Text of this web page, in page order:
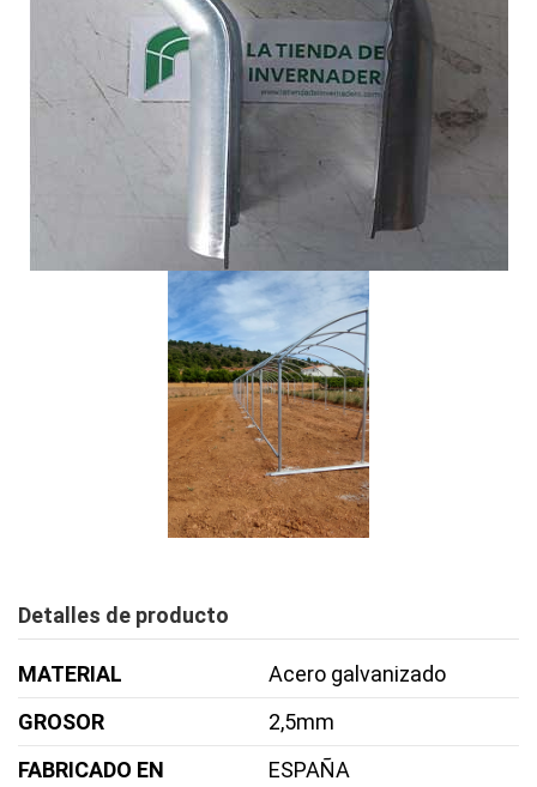
Detalles de producto
MATERIAL
Acero galvanizado
GROSOR
2,5mm
FABRICADO EN
ESPAÑA